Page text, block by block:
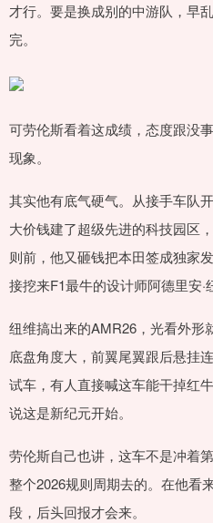
才行。要是换成别的中游队，早
完。
可劳伦斯看着这成绩，态度跟没
现象。
其实他有底气硬气。从接手车队
大价钱建了超级先进的科技园区
则前，他又砸钱把本田签成独家
接挖来F1最牛的设计师阿德里安·
纽维搞出来的AMR26，光看外形
底盘角度大，前翼尾翼跟后悬挂
试车，有人直接喊这车能干掉红
说这是新纪元开始。
劳伦斯自己也讲，这车不是冲着
整个2026规则周期去的。在他看
段，后头回报才会来。